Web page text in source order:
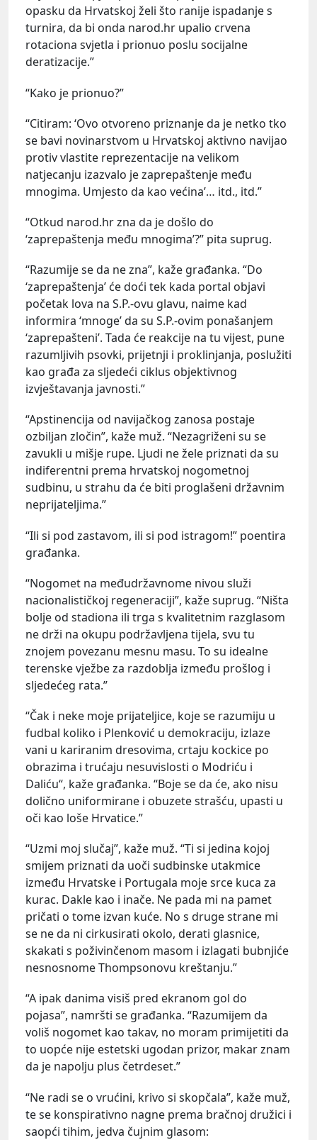
opasku da Hrvatskoj želi što ranije ispadanje s
turnira, da bi onda narod.hr upalio crvena
rotaciona svjetla i prionuo poslu socijalne
deratizacije.”
“Kako je prionuo?”
“Citiram: ‘Ovo otvoreno priznanje da je netko tko
se bavi novinarstvom u Hrvatskoj aktivno navijao
protiv vlastite reprezentacije na velikom
natjecanju izazvalo je zaprepaštenje među
mnogima. Umjesto da kao većina’… itd., itd.”
“Otkud narod.hr zna da je došlo do
‘zaprepaštenja među mnogima’?” pita suprug.
“Razumije se da ne zna”, kaže građanka. “Do
‘zaprepaštenja’ će doći tek kada portal objavi
početak lova na S.P.-ovu glavu, naime kad
informira ‘mnoge’ da su S.P.-ovim ponašanjem
‘zaprepašteni’. Tada će reakcije na tu vijest, pune
razumljivih psovki, prijetnji i proklinjanja, poslužiti
kao građa za sljedeći ciklus objektivnog
izvještavanja javnosti.”
“Apstinencija od navijačkog zanosa postaje
ozbiljan zločin”, kaže muž. “Nezagriženi su se
zavukli u mišje rupe. Ljudi ne žele priznati da su
indiferentni prema hrvatskoj nogometnoj
sudbinu, u strahu da će biti proglašeni državnim
neprijateljima.”
“Ili si pod zastavom, ili si pod istragom!” poentira
građanka.
“Nogomet na međudržavnome nivou služi
nacionalističkoj regeneraciji”, kaže suprug. “Ništa
bolje od stadiona ili trga s kvalitetnim razglasom
ne drži na okupu podržavljena tijela, svu tu
znojem povezanu mesnu masu. To su idealne
terenske vježbe za razdoblja između prošlog i
sljedećeg rata.”
“Čak i neke moje prijateljice, koje se razumiju u
fudbal koliko i Plenković u demokraciju, izlaze
vani u kariranim dresovima, crtaju kockice po
obrazima i trućaju nesuvislosti o Modriću i
Daliću“, kaže građanka. “Boje se da će, ako nisu
dolično uniformirane i obuzete strašću, upasti u
oči kao loše Hrvatice.”
“Uzmi moj slučaj”, kaže muž. “Ti si jedina kojoj
smijem priznati da uoči sudbinske utakmice
između Hrvatske i Portugala moje srce kuca za
kurac. Dakle kao i inače. Ne pada mi na pamet
pričati o tome izvan kuće. No s druge strane mi
se ne da ni cirkusirati okolo, derati glasnice,
skakati s poživinčenom masom i izlagati bubnjiće
nesnosnome Thompsonovu kreštanju.”
“A ipak danima visiš pred ekranom gol do
pojasa”, namršti se građanka. “Razumijem da
voliš nogomet kao takav, no moram primijetiti da
to uopće nije estetski ugodan prizor, makar znam
da je napolju plus četrdeset.”
“Ne radi se o vrućini, krivo si skopčala”, kaže muž,
te se konspirativno nagne prema bračnoj družici i
saopći tihim, jedva čujnim glasom: